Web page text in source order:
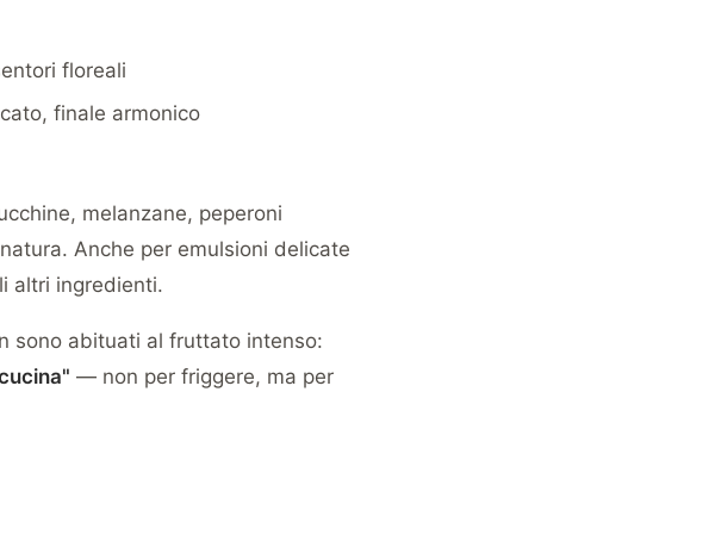
floreali
finale armonico
melanzane, peperoni
Anche per emulsioni delicate
altri ingredienti.
sono abituati al fruttato intenso:
— non per friggere, ma per